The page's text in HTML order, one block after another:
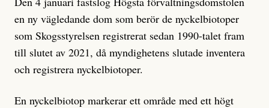
en ny vägledande dom som berör de nyckelbiotoper
som Skogsstyrelsen registrerat sedan 1990-talet fram
till slutet av 2021, då myndighetens slutade inventera
och registrera nyckelbiotoper.
En nyckelbiotop markerar ett område med ett högt